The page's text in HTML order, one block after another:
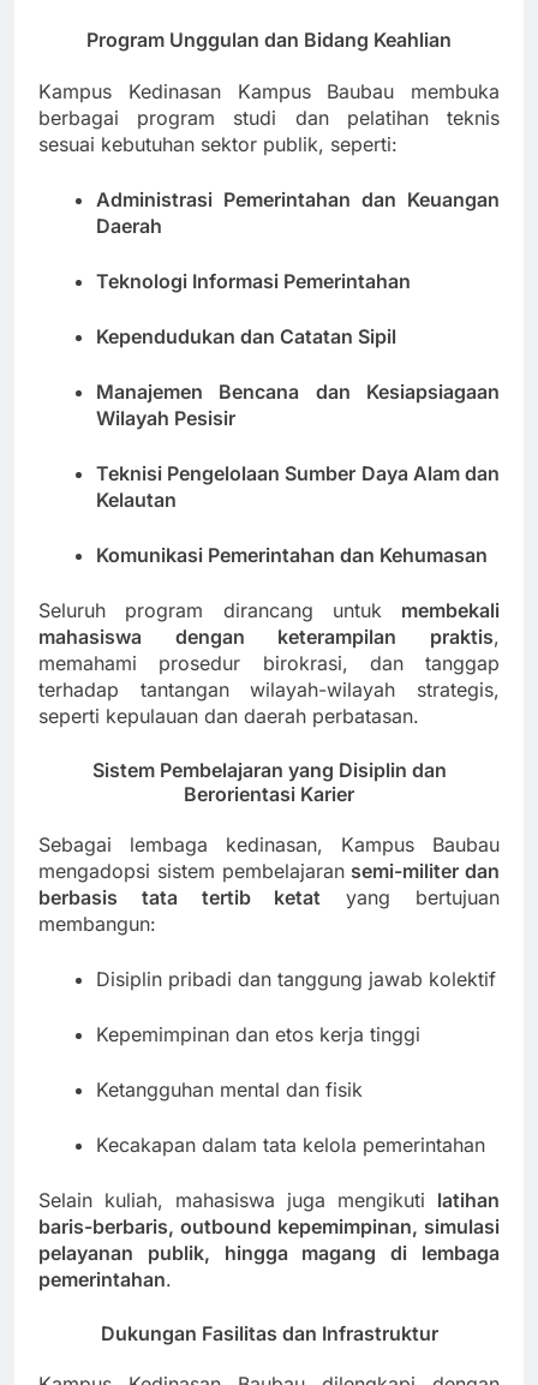
Program Unggulan dan Bidang Keahlian
Kampus Kedinasan Kampus Baubau membuka
berbagai program studi dan pelatihan teknis
sesuai kebutuhan sektor publik, seperti:
Administrasi Pemerintahan dan Keuangan
Daerah
Teknologi Informasi Pemerintahan
Kependudukan dan Catatan Sipil
Manajemen Bencana dan Kesiapsiagaan
Wilayah Pesisir
Teknisi Pengelolaan Sumber Daya Alam dan
Kelautan
Komunikasi Pemerintahan dan Kehumasan
Seluruh program dirancang untuk membekali
mahasiswa dengan keterampilan praktis,
memahami prosedur birokrasi, dan tanggap
terhadap tantangan wilayah-wilayah strategis,
seperti kepulauan dan daerah perbatasan.
Sistem Pembelajaran yang Disiplin dan
Berorientasi Karier
Sebagai lembaga kedinasan, Kampus Baubau
mengadopsi sistem pembelajaran semi-militer dan
berbasis tata tertib ketat yang bertujuan
membangun:
Disiplin pribadi dan tanggung jawab kolektif
Kepemimpinan dan etos kerja tinggi
Ketangguhan mental dan fisik
Kecakapan dalam tata kelola pemerintahan
Selain kuliah, mahasiswa juga mengikuti latihan
baris-berbaris, outbound kepemimpinan, simulasi
pelayanan publik, hingga magang di lembaga
pemerintahan.
Dukungan Fasilitas dan Infrastruktur